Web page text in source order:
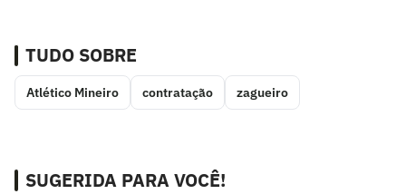
TUDO SOBRE
Atlético Mineiro contratação zagueiro
SUGERIDA PARA VOCÊ!